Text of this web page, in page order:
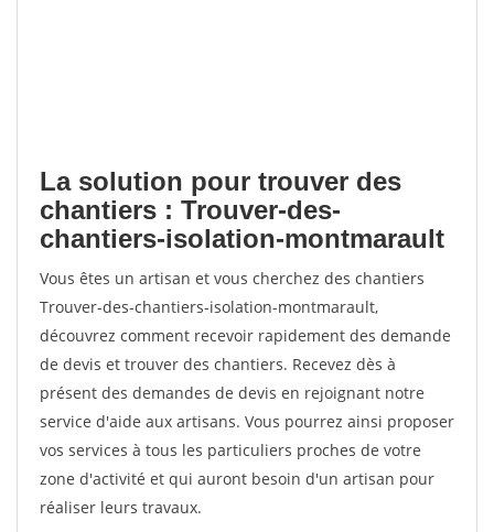
La solution pour trouver des
chantiers : Trouver-des-
chantiers-isolation-montmarault
Vous êtes un artisan et vous cherchez des chantiers
Trouver-des-chantiers-isolation-montmarault,
découvrez comment recevoir rapidement des demande
de devis et trouver des chantiers. Recevez dès à
présent des demandes de devis en rejoignant notre
service d'aide aux artisans. Vous pourrez ainsi proposer
vos services à tous les particuliers proches de votre
zone d'activité et qui auront besoin d'un artisan pour
réaliser leurs travaux.